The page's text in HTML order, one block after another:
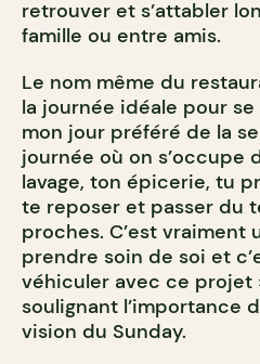
retrouver et s’attabler
famille ou entre amis.
Le nom même du
la journée idéale pour se
mon jour préféré de la
journée où on s’occupe
lavage, ton épicerie, tu
te reposer et passer du
proches. C’est vraiment
prendre soin de soi et
véhiculer avec ce projet
soulignant l’importance
vision du Sunday.